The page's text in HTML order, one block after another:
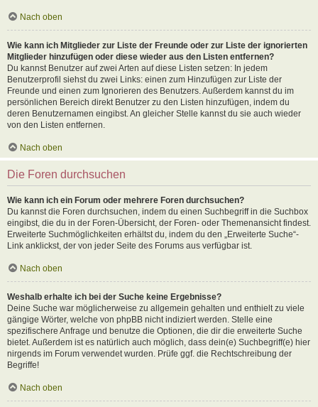
Nach oben
Wie kann ich Mitglieder zur Liste der Freunde oder zur Liste der ignorierten
Mitglieder hinzufügen oder diese wieder aus den Listen entfernen?
Du kannst Benutzer auf zwei Arten auf diese Listen setzen: In jedem
Benutzerprofil siehst du zwei Links: einen zum Hinzufügen zur Liste der
Freunde und einen zum Ignorieren des Benutzers. Außerdem kannst du im
persönlichen Bereich direkt Benutzer zu den Listen hinzufügen, indem du
deren Benutzernamen eingibst. An gleicher Stelle kannst du sie auch wieder
von den Listen entfernen.
Nach oben
Die Foren durchsuchen
Wie kann ich ein Forum oder mehrere Foren durchsuchen?
Du kannst die Foren durchsuchen, indem du einen Suchbegriff in die Suchbox
eingibst, die du in der Foren-Übersicht, der Foren- oder Themenansicht findest.
Erweiterte Suchmöglichkeiten erhältst du, indem du den „Erweiterte Suche“-
Link anklickst, der von jeder Seite des Forums aus verfügbar ist.
Nach oben
Weshalb erhalte ich bei der Suche keine Ergebnisse?
Deine Suche war möglicherweise zu allgemein gehalten und enthielt zu viele
gängige Wörter, welche von phpBB nicht indiziert werden. Stelle eine
spezifischere Anfrage und benutze die Optionen, die dir die erweiterte Suche
bietet. Außerdem ist es natürlich auch möglich, dass dein(e) Suchbegriff(e) hier
nirgends im Forum verwendet wurden. Prüfe ggf. die Rechtschreibung der
Begriffe!
Nach oben